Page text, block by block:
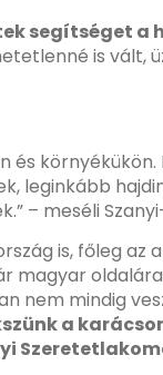
segítséget
is vált,
leginkább
– meséli
is, főleg az
magyar
nem mindig
a